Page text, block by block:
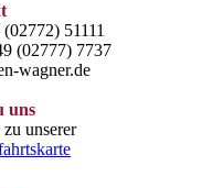
51111
(02777) 7737
wagner.de
uns
unserer